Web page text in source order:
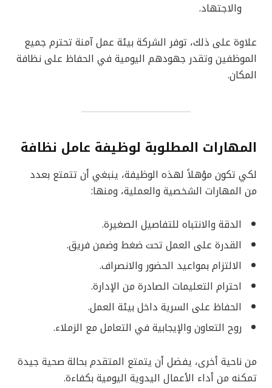
والاجتهاد.
علاوة على ذلك، توفر الشركة بيئة عمل آمنة تحترم جميع
الموظفين وتقدر جهودهم اليومية في الحفاظ على نظافة
المكان.
المهارات المطلوبة لوظيفة عامل نظافة
لكي تكون مؤهلاً لهذه الوظيفة، ينبغي أن تتمتع بعدد
من المهارات الشخصية والعملية، ومنها:
الدقة والانتباه للتفاصيل الصغيرة.
القدرة على العمل تحت ضغط وضمن فريق.
الالتزام بمواعيد الحضور والانصراف.
احترام التعليمات الصادرة من الإدارة.
الحفاظ على السرية داخل بيئة العمل.
روح التعاون والإيجابية في التعامل مع الزملاء.
من ناحية أخرى، يفضل أن يتمتع المتقدم بحالة صحية جيدة
تمكنه من أداء الأعمال اليدوية اليومية بكفاءة.